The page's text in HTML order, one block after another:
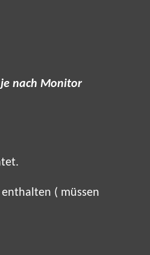
nach Monitor
( müssen